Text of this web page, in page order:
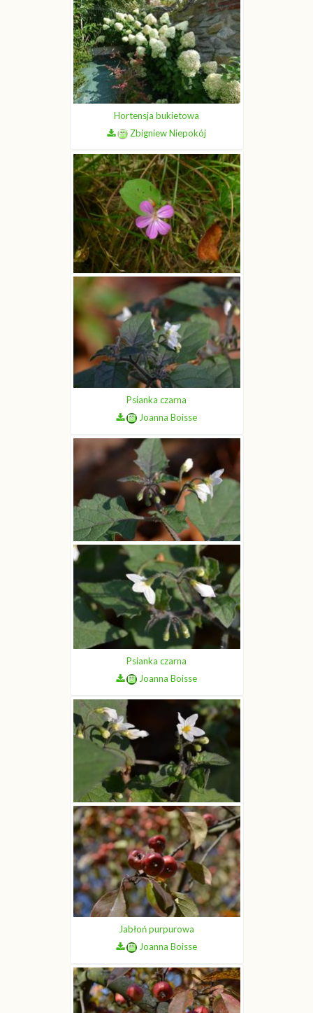
Hortensja bukietowa
Zbigniew Niepokój
Hortensja bukietowa
Zbigniew Niepokój
Bodziszek cuchnący
Zbigniew Niepokój
Psianka czarna
Joanna Boisse
Psianka czarna
Joanna Boisse
Psianka czarna
Joanna Boisse
Psianka czarna
Joanna Boisse
Jabłoń purpurowa
Joanna Boisse